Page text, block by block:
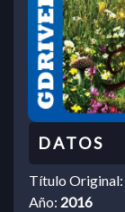
Título Original:
Año: 2016